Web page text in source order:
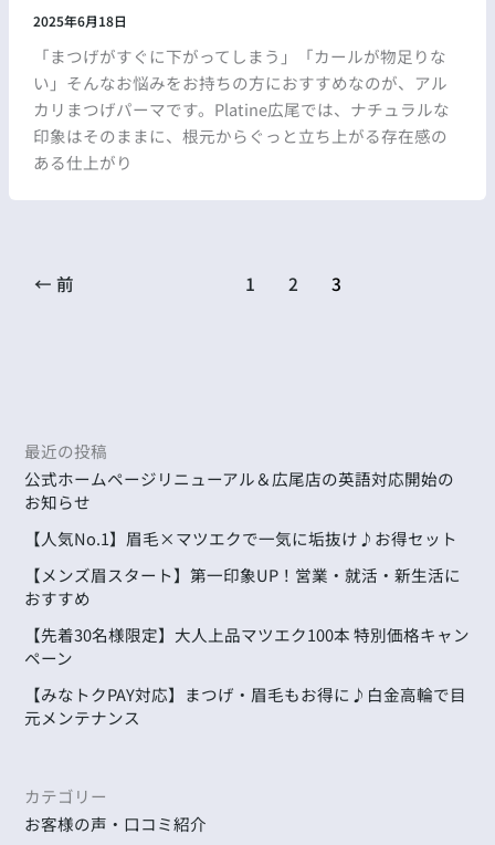
2025年6月18日
「まつげがすぐに下がってしまう」「カールが物足りな
い」そんなお悩みをお持ちの方におすすめなのが、アル
カリまつげパーマです。Platine広尾では、ナチュラルな
印象はそのままに、根元からぐっと立ち上がる存在感の
ある仕上がり
← 前 1 2 3
最近の投稿
公式ホームページリニューアル＆広尾店の英語対応開始の
お知らせ
【人気No.1】眉毛×マツエクで一気に垢抜け♪お得セット
【メンズ眉スタート】第一印象UP！営業・就活・新生活に
おすすめ
【先着30名様限定】大人上品マツエク100本 特別価格キャン
ペーン
【みなトクPAY対応】まつげ・眉毛もお得に♪白金高輪で目
元メンテナンス
カテゴリー
お客様の声・口コミ紹介